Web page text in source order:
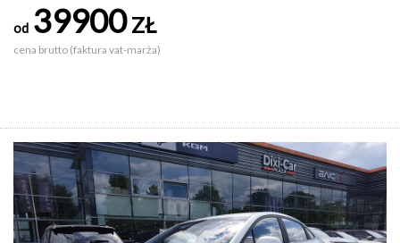
od 39900ZŁ
cena brutto (faktura vat-marża)